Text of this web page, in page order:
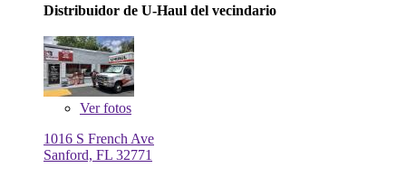
Distribuidor de U-Haul del vecindario
Verfotos
1016 S French Ave
Sanford, FL 32771